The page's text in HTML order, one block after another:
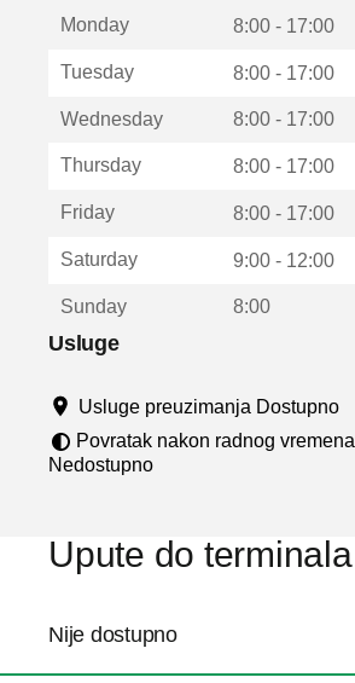
u
u
Monday 8:00 - 17:00
Tuesday 8:00 - 17:00
Wednesday 8:00 - 17:00
Thursday 8:00 - 17:00
Friday 8:00 - 17:00
Saturday 9:00 - 12:00
Sunday 8:00
Usluge
Usluge preuzimanja Dostupno
Povratak nakon radnog vremena
Nedostupno
Upute do terminala
Nije dostupno